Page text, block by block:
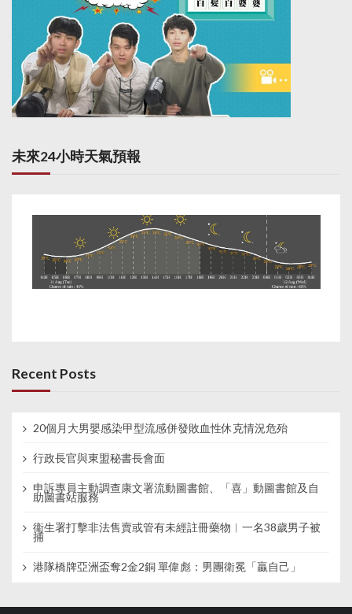
未來24小時天氣預報
Recent Posts
20個月大男嬰感染甲型流感併發敗血性休克情況危殆
行政長官與東盟秘書長會面
申訴專員主動調查康文署流動圖書館、「喜」動圖書館及自
助圖書站服務
衞生署打擊非法售賣或管有未經註冊藥物︱一名38歲男子被
捕
港隊橋牌亞洲盃奪2金2銅 單偉彪：男團衛冕「贏自己」